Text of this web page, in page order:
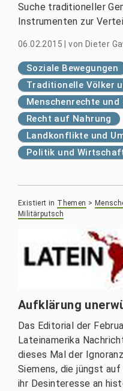
Suche traditioneller
Instrumenten zur
06.02.2015 |von Dieter
Soziale Bewegungen
Traditionelle Völker
Menschenrechte
Recht auf Nahrung
Landkonflikte und
Politik und
Existiert in Themen >
Militärputsch
Aufklärung
Das Editorial der
Lateinamerika
dieses Mal der
Siemens, die jüngst
ihr Desinteresse an